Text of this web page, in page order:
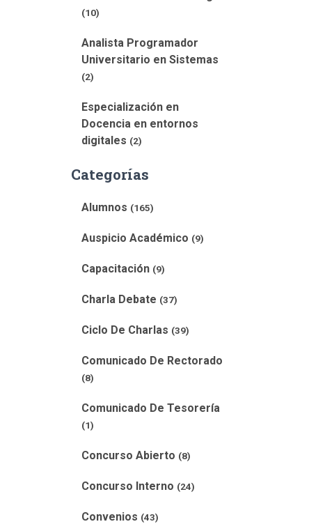
(10)
Analista Programador
Universitario en Sistemas
(2)
Especialización en
Docencia en entornos
digitales (2)
Categorías
Alumnos (165)
Auspicio Académico (9)
Capacitación (9)
Charla Debate (37)
Ciclo De Charlas (39)
Comunicado De Rectorado
(8)
Comunicado De Tesorería
(1)
Concurso Abierto (8)
Concurso Interno (24)
Convenios (43)